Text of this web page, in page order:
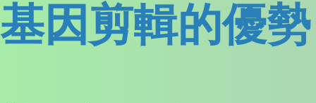
基因剪輯的優勢